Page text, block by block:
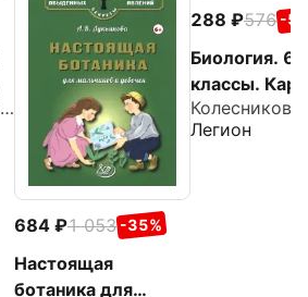
Сергеев Игорь Юрьевич
684 1 053 -35%
Настоящая
ботаника для
288 576 -
Биология.
классы.
справочник
Легион